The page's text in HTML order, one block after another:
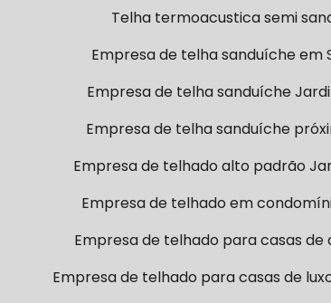
Telha termoacustica semi
Empresa de telha sanduíche em
Empresa de telha sanduíche
Empresa de telha sanduíche
Empresa de telhado alto padrão
Empresa de telhado em
Empresa de telhado para casas de
Empresa de telhado para casas de